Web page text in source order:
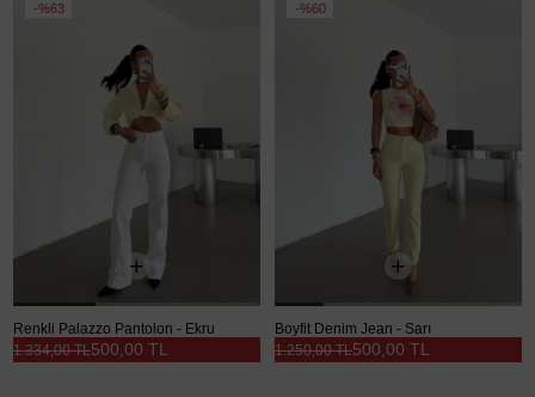
%63
Renkli Palazzo Pantolon - Ekru
500,00 TL
1.334,00 TL
%60
Boyfit Denim Jean - Sarı
500,00 TL
1.250,00 TL